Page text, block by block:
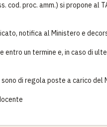
cod. proc. amm.) si propone al
notifica al Ministero e
un termine e, in caso di
di regola poste a carico del